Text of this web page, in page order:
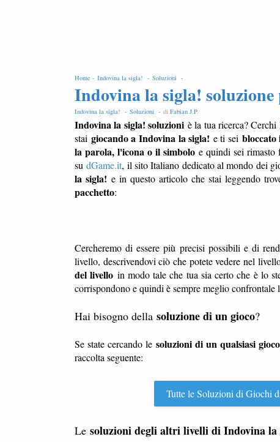
Home - Indovina la sigla! - Soluzioni -
Indovina la sigla!
Indovina la sigla! - Soluzioni - di Fabian J.P.
Indovina la sigla! soluzioni è la tua ricerca?
stai giocando a Indovina la sigla! e ti sei
la parola, l'icona o il simbolo e quindi sei rimasto
sudGame.it, il sito Italiano dedicato al mondo dei
la sigla! e in questo articolo che stai leggendo
pacchetto:
Cercheremo di essere più precisi possibili e di
livello, descrivendovi ciò che potete vedere nel
del livello in modo tale che tua sia certo che è lo
corrispondono e quindi è sempre meglio
Hai bisogno della soluzione di un gioco?
Se state cercando le soluzioni di un qualsiasi gioco
raccolta seguente:
Tutte le Soluzioni di Giochi
Le soluzioni degli altri livelli di Indovina la